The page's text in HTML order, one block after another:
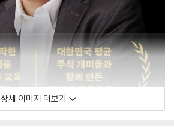
상세 이미지 더보기